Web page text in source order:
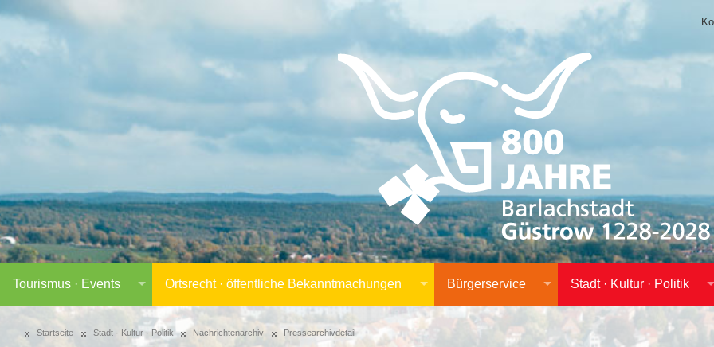
Tourismus · Events Ortsrecht · öffentliche Bekanntmachungen Bürgerservice Stadt · Kultur · Politik
Startseite Stadt · Kultur · Politik Nachrichtenarchiv Pressearchivdetail